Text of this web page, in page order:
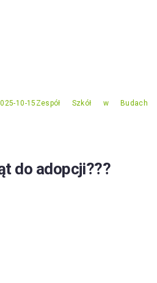
10-15 Zespół Szkół w Budach
do adopcji???